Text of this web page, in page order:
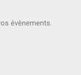
évènements.